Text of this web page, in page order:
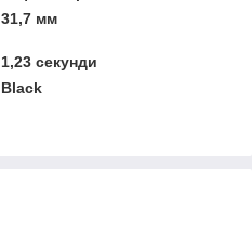
31,7 мм
1,23 секунди
Black